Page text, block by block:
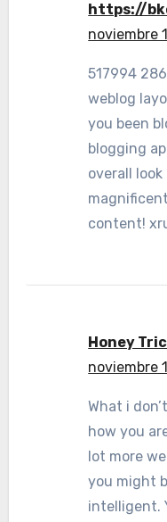
https://
noviembre
517994
weblog
you been
blogging
overall
content!
Honey
noviembre
What i
how you
lot more
you might
intelligent.